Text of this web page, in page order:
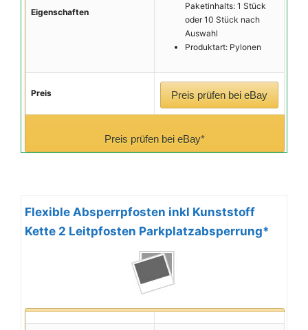
Eigenschaften
Paketinhalts: 1 Stück
oder 10 Stück nach
Auswahl
Produktart: Pylonen
Preis Preis prüfen bei eBay
Preis prüfen bei eBay*
Flexible Absperrpfosten inkl Kunststoff
Kette 2 Leitpfosten Parkplatzabsperrung*